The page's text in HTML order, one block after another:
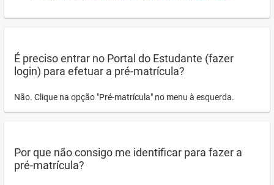
É preciso entrar no Portal do Estudante (fazer
login) para efetuar a pré-matrícula?
Não. Clique na opção "Pré-matrícula" no menu à esquerda.
Por que não consigo me identificar para fazer a
pré-matrícula?